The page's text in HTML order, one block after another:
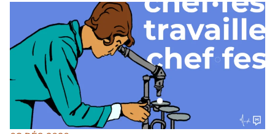
collectivités territoriales… Vous vous demandez
quelle est la finalité de tout cela ? Dans cet article,
nous vous exposons les raisons et les arguments à
l’origine de sa progression.